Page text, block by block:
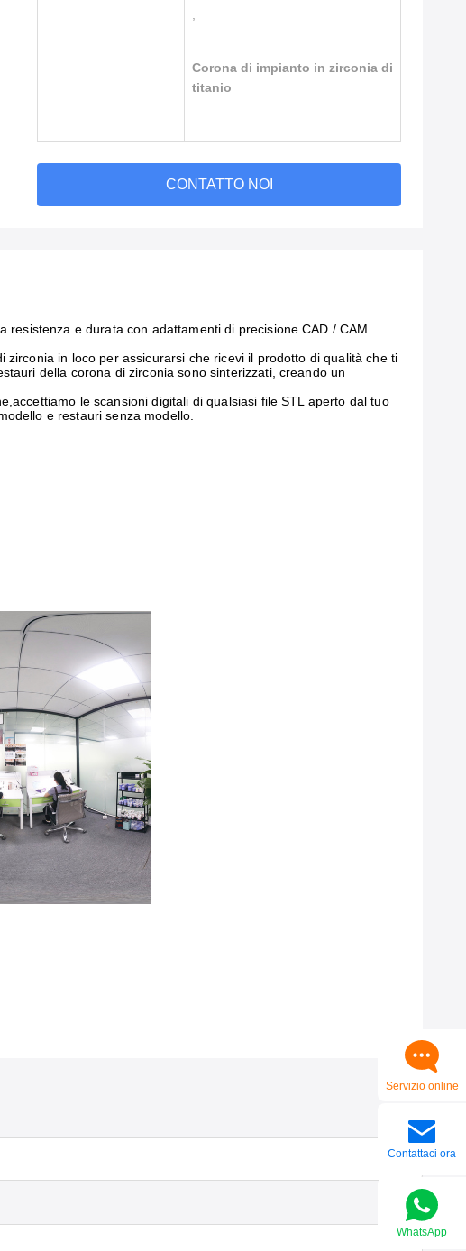
Corona di impianto in zirconia di
titanio
CONTATTO NOI
e durata con adattamenti di precisione CAD / CAM.
in loco per assicurarsi che ricevi il prodotto di qualità che ti
della corona di zirconia sono sinterizzati, creando un
le scansioni digitali di qualsiasi file STL aperto dal tuo
e restauri senza modello.
Servizio online
Contattaci ora
WhatsApp